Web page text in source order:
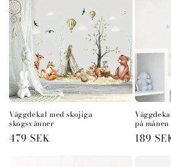
Väggdekal med skojiga
skogsvänner
Ordinarie
479 SEK
på månen
189